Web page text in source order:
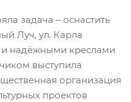
задача – оснастить
Луч, ул. Карла
надёжными креслами
выступила
организация
проектов